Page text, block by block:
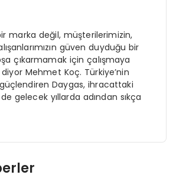
marka değil, müşterilerimizin,
güven duyduğu bir
çıkarmamak için çalışmaya
Mehmet Koç. Türkiye’nin
güçlendiren Daygas, ihracattaki
gelecek yıllarda adından sıkça